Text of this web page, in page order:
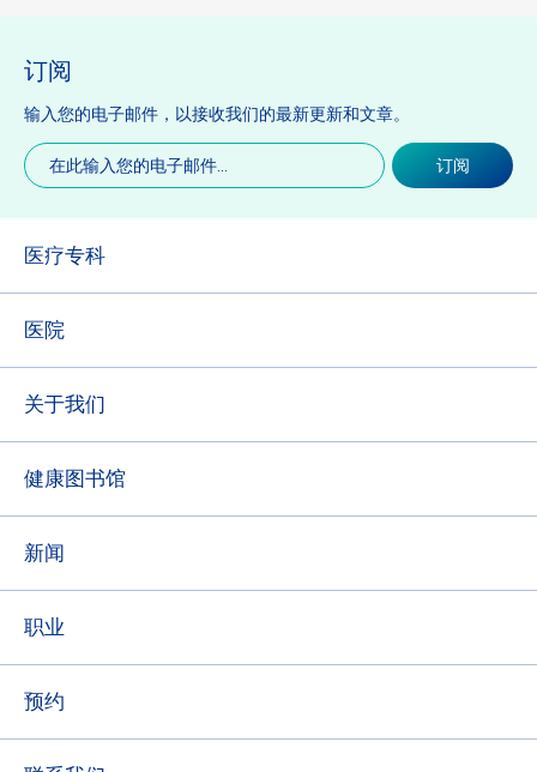
订阅
输入您的电子邮件，以接收我们的最新更新和文章。
电
子
邮
件
填)
订阅
医疗专科
医院
关于我们
健康图书馆
新闻
职业
预约